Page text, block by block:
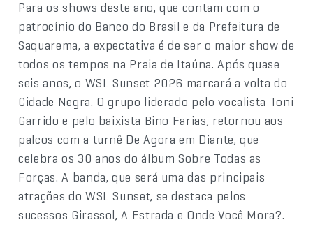
Para os shows deste ano, que contam com o
patrocínio do Banco do Brasil e da Prefeitura de
Saquarema, a expectativa é de ser o maior show de
todos os tempos na Praia de Itaúna. Após quase
seis anos, o WSL Sunset 2026 marcará a volta do
Cidade Negra. O grupo liderado pelo vocalista Toni
Garrido e pelo baixista Bino Farias, retornou aos
palcos com a turnê De Agora em Diante, que
celebra os 30 anos do álbum Sobre Todas as
Forças. A banda, que será uma das principais
atrações do WSL Sunset, se destaca pelos
sucessos Girassol, A Estrada e Onde Você Mora?.